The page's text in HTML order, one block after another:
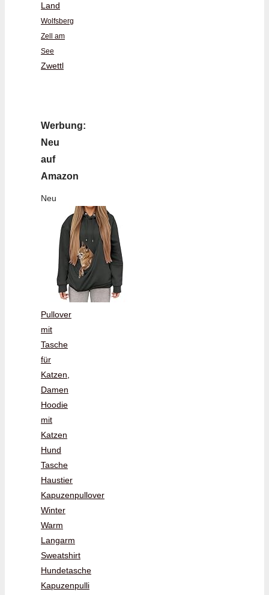
Land
Wolfsberg
Zell am
See
Zwettl
Werbung:
Neu
auf
Amazon
Neu
Pullover
mit
Tasche
für
Katzen,
Damen
Hoodie
mit
Katzen
Hund
Tasche
Haustier
Kapuzenpullover
Winter
Warm
Langarm
Sweatshirt
Hundetasche
Kapuzenpulli